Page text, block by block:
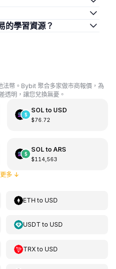
的學習資源？
法幣。Bybit 聚合多家做市商報價，為
透明，讓您兌換無憂。
SOLto USD
$76.72
SOLto ARS
$114,563
多↓
ETH toUSD
USDT toUSD
TRXtoUSD